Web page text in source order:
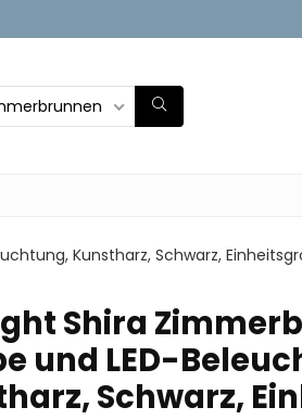
Kunstharz, Schwarz,
Shira
und LED-
Schwarz,